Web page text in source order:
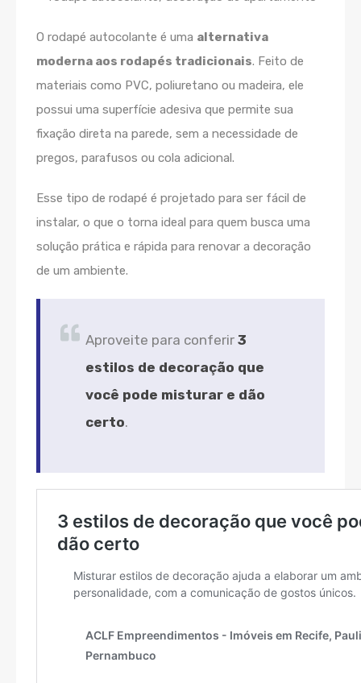
O rodapé autocolante é uma alternativa
moderna aos rodapés tradicionais. Feito de
materiais como PVC, poliuretano ou madeira, ele
possui uma superfície adesiva que permite sua
fixação direta na parede, sem a necessidade de
pregos, parafusos ou cola adicional.
Esse tipo de rodapé é projetado para ser fácil de
instalar, o que o torna ideal para quem busca uma
solução prática e rápida para renovar a decoração
de um ambiente.
Aproveite para conferir 3
estilos de decoração que
você pode misturar e dão
certo.